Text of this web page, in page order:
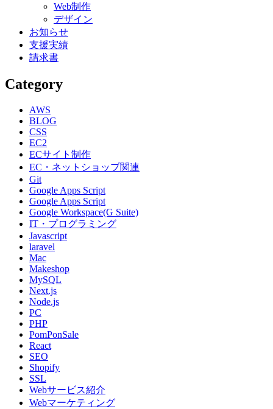
Web制作
デザイン
お知らせ
支援実績
請求書
Category
AWS
BLOG
CSS
EC2
ECサイト制作
EC・ネットショップ関連
Git
Google Apps Script
Google Apps Script
Google Workspace(G Suite)
IT・プログラミング
Javascript
laravel
Mac
Makeshop
MySQL
Next.js
Node.js
PC
PHP
PomPonSale
React
SEO
Shopify
SSL
Webサービス紹介
Webマーケティング